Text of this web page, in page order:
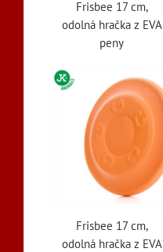
Frisbee 17 cm,
odolná hračka z EVA
peny
Frisbee 17 cm,
odolná hračka z EVA